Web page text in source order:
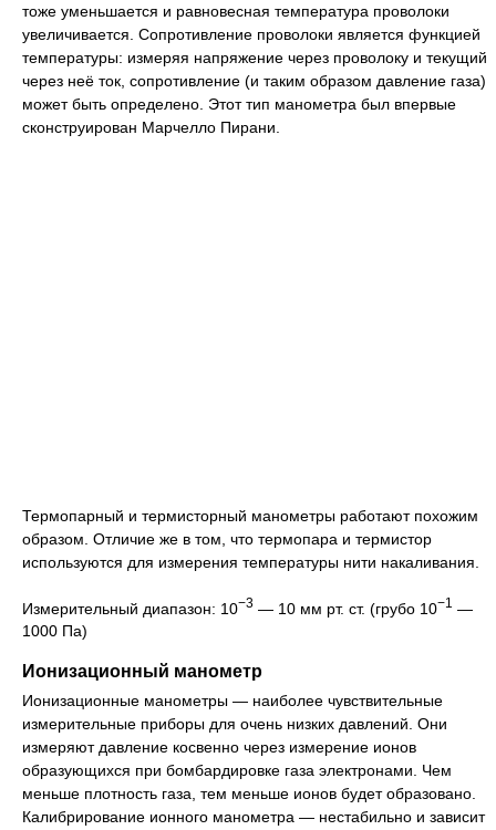
тоже уменьшается и равновесная температура проволоки
увеличивается. Сопротивление проволоки является функцией
температуры: измеряя напряжение через проволоку и текущий
через неё ток, сопротивление (и таким образом давление газа)
может быть определено. Этот тип манометра был впервые
сконструирован Марчелло Пирани.
Термопарный и термисторный манометры работают похожим
образом. Отличие же в том, что термопара и термистор
используются для измерения температуры нити накаливания.
Измерительный диапазон: 10−3 — 10 мм рт. ст. (грубо 10−1 —
1000 Па)
Ионизационный манометр
Ионизационные манометры — наиболее чувствительные
измерительные приборы для очень низких давлений. Они
измеряют давление косвенно через измерение ионов
образующихся при бомбардировке газа электронами. Чем
меньше плотность газа, тем меньше ионов будет образовано.
Калибрирование ионного манометра — нестабильно и зависит